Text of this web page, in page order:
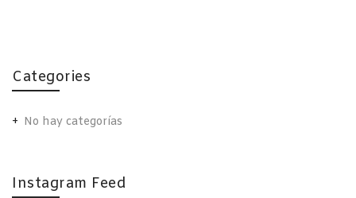
Categories
No hay categorías
Instagram Feed